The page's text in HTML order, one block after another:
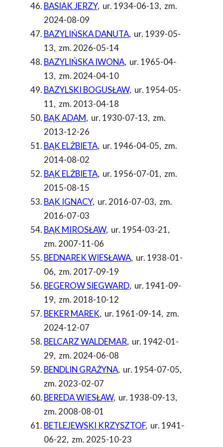
BASIAK JERZY, ur. 1934-06-13, zm.
2024-08-09
BAZYLIŃSKA DANUTA, ur. 1939-05-
13, zm. 2026-05-14
BAZYLIŃSKA IWONA, ur. 1965-04-
13, zm. 2024-04-10
BAZYLSKI BOGUSŁAW, ur. 1954-05-
11, zm. 2013-04-18
BĄK ADAM, ur. 1930-07-13, zm.
2013-12-26
BĄK ELŻBIETA, ur. 1946-04-05, zm.
2014-08-02
BĄK ELŻBIETA, ur. 1956-07-01, zm.
2015-08-15
BĄK IGNACY, ur. 2016-07-03, zm.
2016-07-03
BĄK MIROSŁAW, ur. 1954-03-21,
zm. 2007-11-06
BEDNAREK WIESŁAWA, ur. 1938-01-
06, zm. 2017-09-19
BEGEROW SIEGWARD, ur. 1941-09-
19, zm. 2018-10-12
BEKER MAREK, ur. 1961-09-14, zm.
2024-12-07
BELCARZ WALDEMAR, ur. 1942-01-
29, zm. 2024-06-08
BENDLIN GRAŻYNA, ur. 1954-07-05,
zm. 2023-02-07
BEREDA WIESŁAW, ur. 1938-09-13,
zm. 2008-08-01
BETLEJEWSKI KRZYSZTOF, ur. 1941-
06-22, zm. 2025-10-23